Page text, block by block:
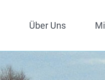
Über Uns